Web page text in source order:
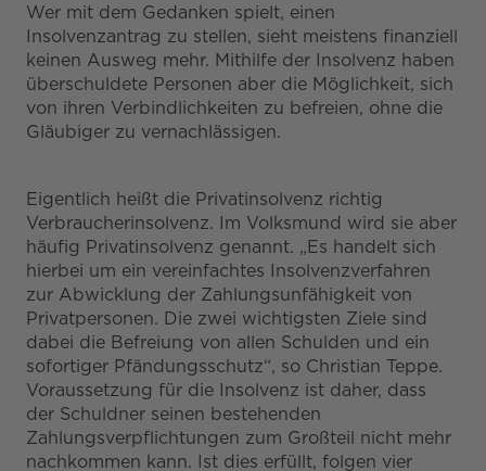
Wer mit dem Gedanken spielt, einen
Insolvenzantrag zu stellen, sieht meistens finanziell
keinen Ausweg mehr. Mithilfe der Insolvenz haben
überschuldete Personen aber die Möglichkeit, sich
von ihren Verbindlichkeiten zu befreien, ohne die
Gläubiger zu vernachlässigen.
Eigentlich heißt die Privatinsolvenz richtig
Verbraucherinsolvenz. Im Volksmund wird sie aber
häufig Privatinsolvenz genannt. „Es handelt sich
hierbei um ein vereinfachtes Insolvenzverfahren
zur Abwicklung der Zahlungsunfähigkeit von
Privatpersonen. Die zwei wichtigsten Ziele sind
dabei die Befreiung von allen Schulden und ein
sofortiger Pfändungsschutz“, so Christian Teppe.
Voraussetzung für die Insolvenz ist daher, dass
der Schuldner seinen bestehenden
Zahlungsverpflichtungen zum Großteil nicht mehr
nachkommen kann. Ist dies erfüllt, folgen vier